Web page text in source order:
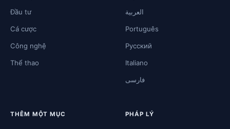
Đầu tư
Cá cược
Công nghệ
Thể thao
العربية
Português
Русский
Italiano
فارسی
THÊM MỘT MỤC PHÁP LÝ